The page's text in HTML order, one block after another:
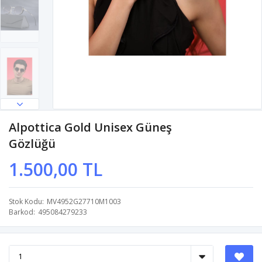
Alpottica Gold Unisex Güneş
Gözlüğü
1.500,00 TL
Stok Kodu MV4952G27710M1003
Barkod 495084279233